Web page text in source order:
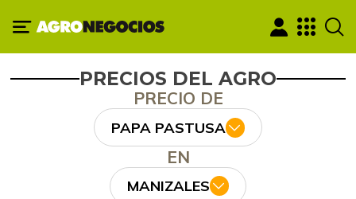
PRECIOS DEL AGRO
PRECIO DE
PAPA PASTUSA
EN
MANIZALES